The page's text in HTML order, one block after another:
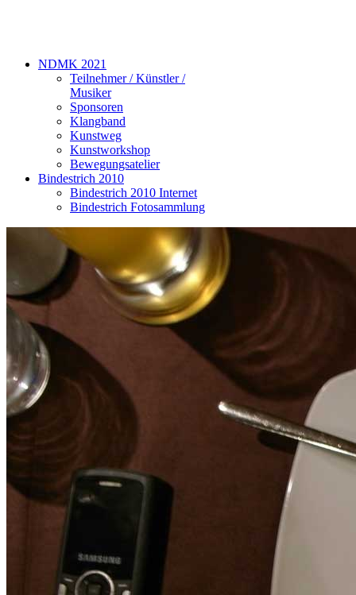
NDMK 2021
Teilnehmer / Künstler /
Musiker
Sponsoren
Klangband
Kunstweg
Kunstworkshop
Bewegungsatelier
Bindestrich 2010
Bindestrich 2010 Internet
Bindestrich Fotosammlung